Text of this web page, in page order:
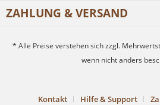
ZAHLUNG & VERSAND
* Alle Preise verstehen sich zzgl.
wenn nicht anders
Kontakt Hilfe & Support